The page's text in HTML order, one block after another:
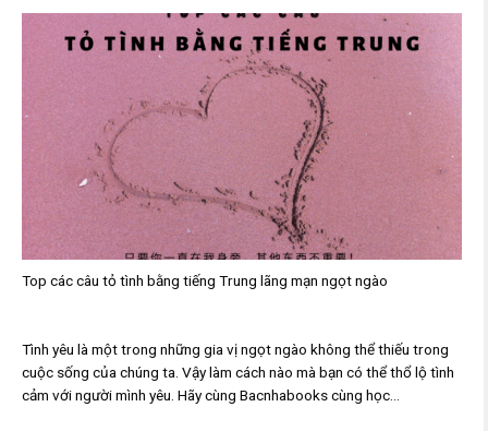
Top các câu tỏ tình bằng tiếng Trung lãng mạn ngọt ngào
Tình yêu là một trong những gia vị ngọt ngào không thể thiếu trong
cuộc sống của chúng ta. Vậy làm cách nào mà bạn có thể thổ lộ tình
cảm với người mình yêu. Hãy cùng Bacnhabooks cùng học...